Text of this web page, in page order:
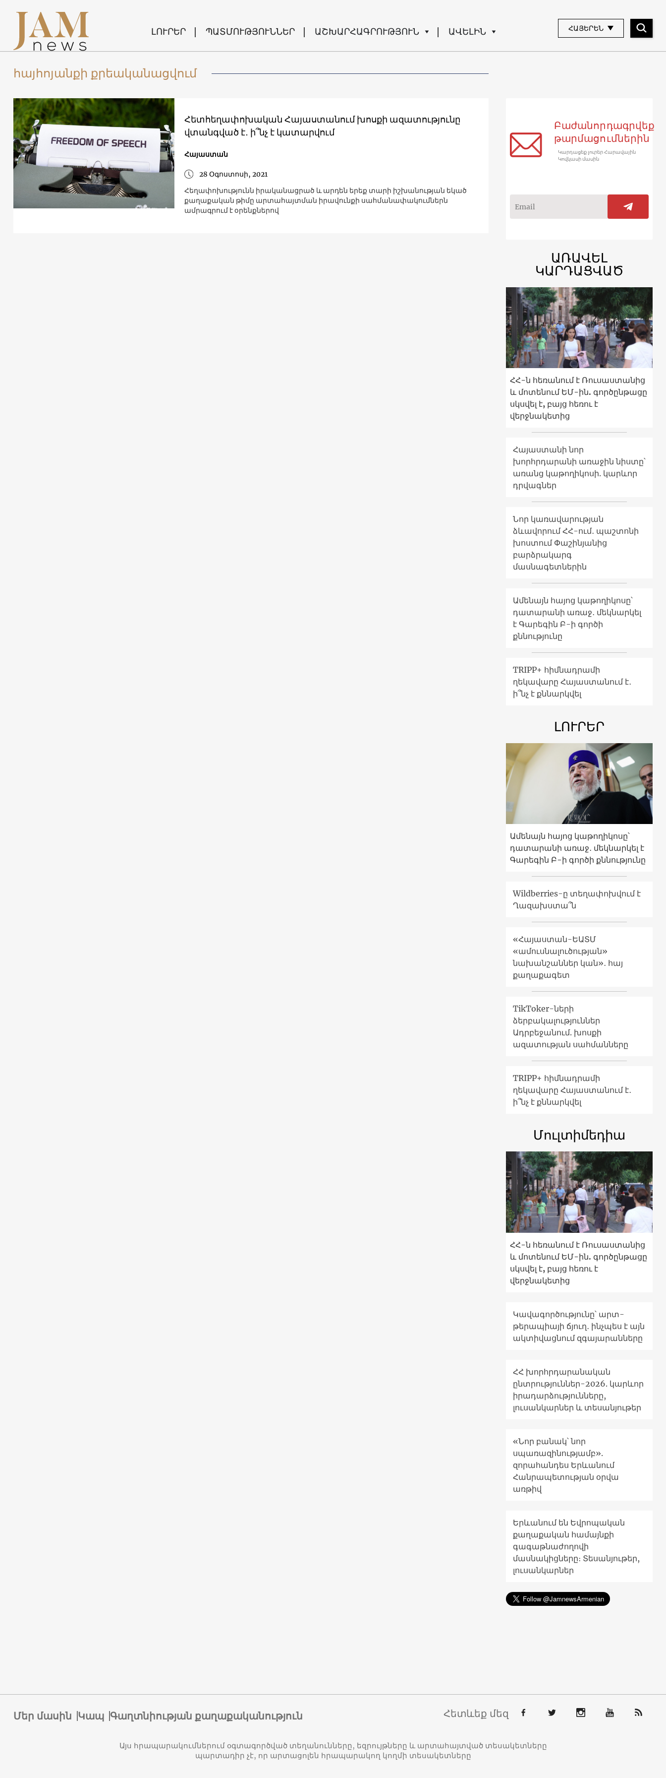
ԼՈՒՐԵՐ ՊԱՏՄՈՒԹՅՈՒՆՆԵՐ ԱՇԽԱՐՀԱԳՐՈՒԹՅՈՒՆ ԱՎԵԼԻՆ ՀԱՅԵՐԵՆ
հայհոյանքի քրեականացվում
Հետհեղափոխական Հայաստանում խոսքի ազատությունը
վտանգված է․ ի՞նչ է կատարվում
Հայաստան
28 Օգոստոսի, 2021
Հեղափոխությունն իրականացրած և արդեն երեք տարի իշխանության եկած
քաղաքական թիմը արտահայտման իրավունքի սահմանափակումներն
ամրագրում է օրենքներով
Բաժանորդագրվեք
թարմացումներին
Կարդացեք լուրեր Հարավային
Կովկասի մասին
ԱՌԱՎԵԼ
ԿԱՐԴԱՑՎԱԾ
ՀՀ-ն հեռանում է Ռուսաստանից
և մոտենում ԵՄ-ին. գործընթացը
սկսվել է, բայց հեռու է
վերջնակետից
Հայաստանի նոր
խորհրդարանի առաջին նիստը՝
առանց կաթողիկոսի. կարևոր
դրվագներ
Նոր կառավարության
ձևավորում ՀՀ-ում․ պաշտոնի
խոստում Փաշինյանից
բարձրակարգ
մասնագետներին
Ամենայն հայոց կաթողիկոսը՝
դատարանի առաջ․ մեկնարկել
է Գարեգին Բ-ի գործի
քննությունը
TRIPP+ հիմնադրամի
ղեկավարը Հայաստանում է․
ի՞նչ է քննարկվել
ԼՈՒՐԵՐ
Ամենայն հայոց կաթողիկոսը՝
դատարանի առաջ․ մեկնարկել է
Գարեգին Բ-ի գործի քննությունը
Wildberries-ը տեղափոխվում է
Ղազախստա՞ն
«Հայաստան-ԵԱՏՄ
«ամուսնալուծության»
նախանշաններ կան»․ հայ
քաղաքագետ
TikToker-ների
ձերբակալություններ
Ադրբեջանում. խոսքի
ազատության սահմանները
TRIPP+ հիմնադրամի
ղեկավարը Հայաստանում է․
ի՞նչ է քննարկվել
Մուլտիմեդիա
ՀՀ-ն հեռանում է Ռուսաստանից
և մոտենում ԵՄ-ին. գործընթացը
սկսվել է, բայց հեռու է
վերջնակետից
Կավագործությունը՝ արտ-
թերապիայի ճյուղ․ ինչպես է այն
ակտիվացնում զգայարանները
ՀՀ խորհրդարանական
ընտրություններ-2026. կարևոր
իրադարձությունները,
լուսանկարներ և տեսանյութեր
«Նոր բանակ՝ նոր
սպառազինությամբ».
զորահանդես Երևանում
Հանրապետության օրվա
առթիվ
Երևանում են Եվրոպական
քաղաքական համայնքի
գագաթնաժողովի
մասնակիցները։ Տեսանյութեր,
լուսանկարներ
Մեր մասին Կապ Գաղտնիության քաղաքականություն Հետևեք մեզ
Այս հրապարակումներում օգտագործված տեղանունները, եզրույթները և արտահայտված տեսակետները
պարտադիր չէ, որ արտացոլեն հրապարակող կողմի տեսակետները